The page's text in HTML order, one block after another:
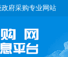
府采购专业网站